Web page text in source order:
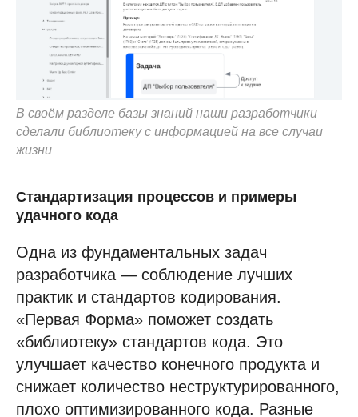
В своём разделе базы знаний наши разработчики
сделали библиотеку с информацией на все случаи
жизни
Стандартизация процессов и примеры
удачного кода
Одна из фундаментальных задач
разработчика — соблюдение лучших
практик и стандартов кодирования.
«Первая Форма» поможет создать
«библиотеку» стандартов кода. Это
улучшает качество конечного продукта и
снижает количество неструктурированного,
плохо оптимизированного кода. Разные